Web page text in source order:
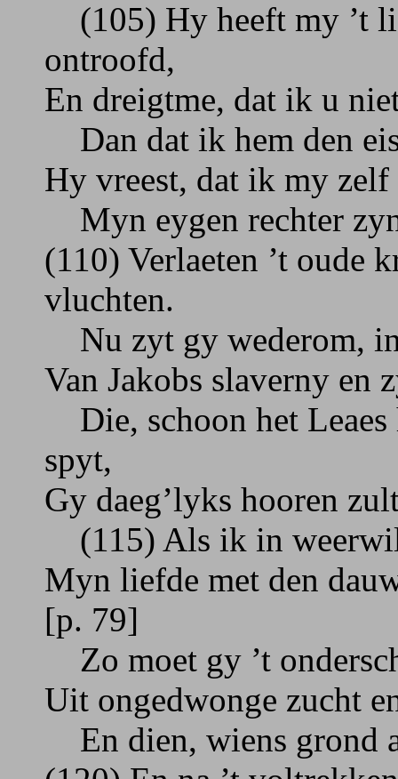
(105) Hy heeft my ’t
ontroofd,
En dreigtme, dat ik u
Dan dat ik hem den
Hy vreest, dat ik my zelf
Myn eygen rechter
(110) Verlaeten ’t oude
vluchten.
Nu zyt gy wederom,
Van Jakobs slaverny en
Die, schoon het Leaes
spyt,
Gy daeg’lyks hooren
(115) Als ik in
Myn liefde met den
[p. 79]
Zo moet gy ’t
Uit ongedwonge zucht
En dien, wiens grond